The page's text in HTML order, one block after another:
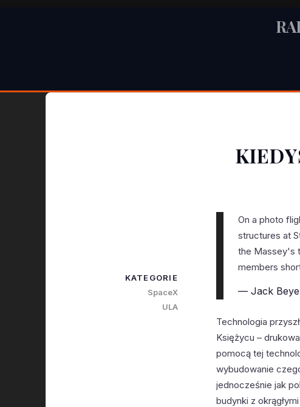
On a photo
structures at
the Massey's
members
— Jack
Technologia
Księżycu –
pomocą tej
wybudowanie
jednocześnie jak
budynki z
KATEGORIE
SpaceX
ULA